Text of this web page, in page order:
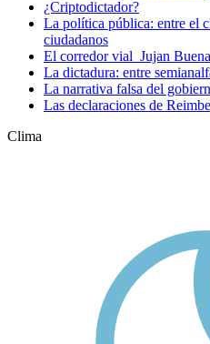
¿Criptodictador?
La política pública: entre el
ciudadanos
El corredor vial Jujan
La dictadura: entre
La narrativa falsa del
Las declaraciones de
Clima